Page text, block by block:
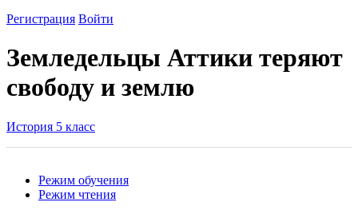
Регистрация Войти
Земледельцы Аттики теряют
свободу и землю
История 5 класс
Режим обучения
Режим чтения